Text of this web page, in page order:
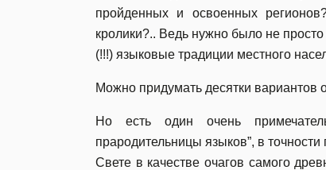
пройденных и освоенных
кролики?.. Ведь нужно было не
(!!!) языковые традиции местного
Можно придумать десятки вариантов
Но есть один очень
прародительницы языков”, в
Свете в качестве очагов самого